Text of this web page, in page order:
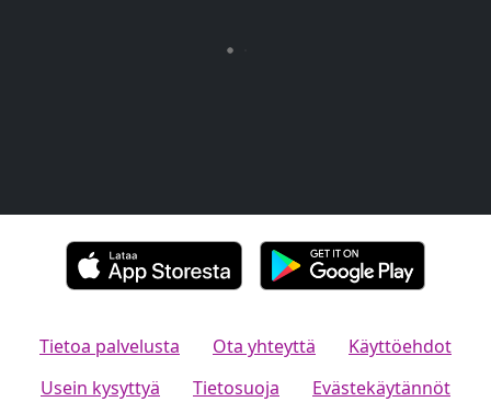
Tietoa palvelusta Ota yhteyttä
Käyttöehdot
Usein kysyttyä
Tietosuoja Evästekäytännöt